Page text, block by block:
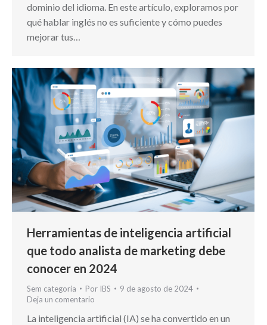
dominio del idioma. En este artículo, exploramos por
qué hablar inglés no es suficiente y cómo puedes
mejorar tus…
Herramientas de inteligencia artificial
que todo analista de marketing debe
conocer en 2024
Sem categoria Por IBS
9 de agosto de 2024
Deja un comentario
La inteligencia artificial (IA) se ha convertido en un